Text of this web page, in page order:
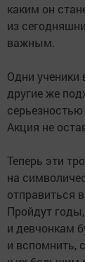
каким он
из
важным.
Одни ученики
другие же
Акция не
Теперь эти
на
отправиться
Пройдут
и девчонкам
и вспомнить,